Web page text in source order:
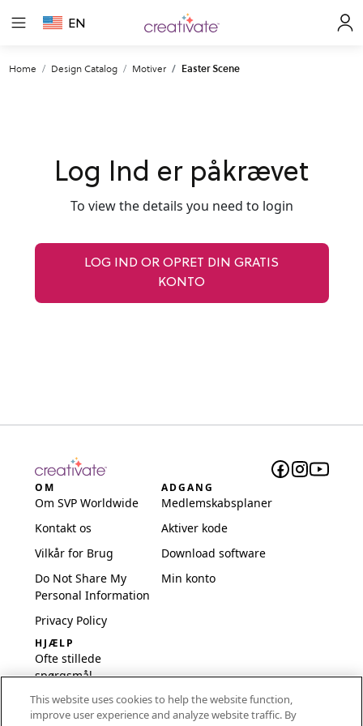
EN
Home Design Catalog Motiver Easter Scene
Log Ind er påkrævet
To view the details you need to login
LOG IND OR OPRET DIN GRATIS
KONTO
OM
Om SVP Worldwide
Kontakt os
Vilkår for Brug
Do Not Share My
Personal Information
Privacy Policy
ADGANG
Medlemskabsplaner
Aktiver kode
Download software
Min konto
HJÆLP
Ofte stillede
spørgsmål
Software og opsætning
This website uses cookies to help the website function,
improve user experience and analyze website traffic. By